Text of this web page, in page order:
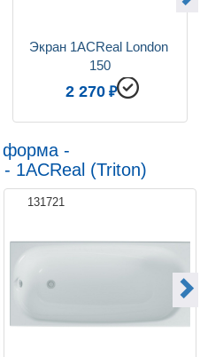
Экран 1ACReal London
150
2 270
форма -
1ACReal (Triton)
131721